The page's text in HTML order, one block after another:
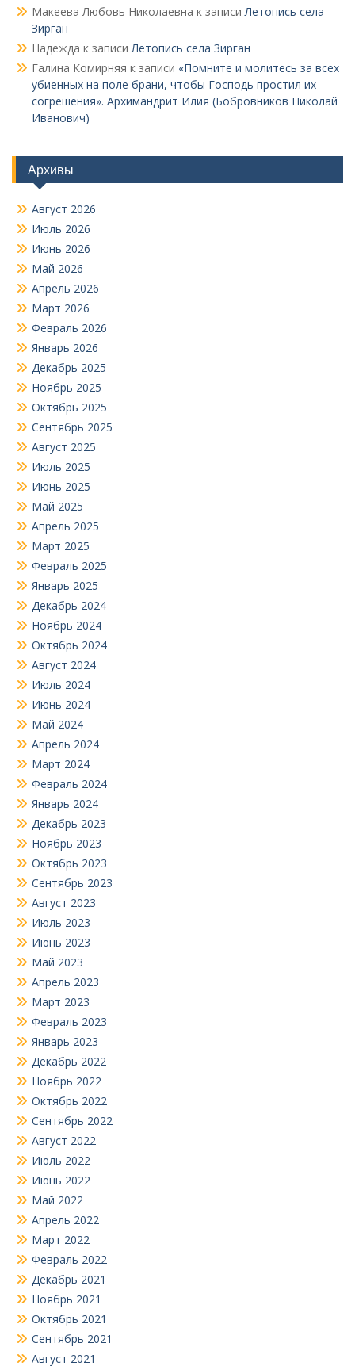
Макеева Любовь Николаевна к записиЛетопись села
Зирган
Надежда к записиЛетопись села Зирган
Галина Комирняя к записи «Помните и молитесь за всех
убиенных на поле брани, чтобы Господь простил их
согрешения». Архимандрит Илия (Бобровников Николай
Иванович)
Архивы
Август 2026
Июль 2026
Июнь 2026
Май 2026
Апрель 2026
Март 2026
Февраль 2026
Январь 2026
Декабрь 2025
Ноябрь 2025
Октябрь 2025
Сентябрь 2025
Август 2025
Июль 2025
Июнь 2025
Май 2025
Апрель 2025
Март 2025
Февраль 2025
Январь 2025
Декабрь 2024
Ноябрь 2024
Октябрь 2024
Август 2024
Июль 2024
Июнь 2024
Май 2024
Апрель 2024
Март 2024
Февраль 2024
Январь 2024
Декабрь 2023
Ноябрь 2023
Октябрь 2023
Сентябрь 2023
Август 2023
Июль 2023
Июнь 2023
Май 2023
Апрель 2023
Март 2023
Февраль 2023
Январь 2023
Декабрь 2022
Ноябрь 2022
Октябрь 2022
Сентябрь 2022
Август 2022
Июль 2022
Июнь 2022
Май 2022
Апрель 2022
Март 2022
Февраль 2022
Декабрь 2021
Ноябрь 2021
Октябрь 2021
Сентябрь 2021
Август 2021